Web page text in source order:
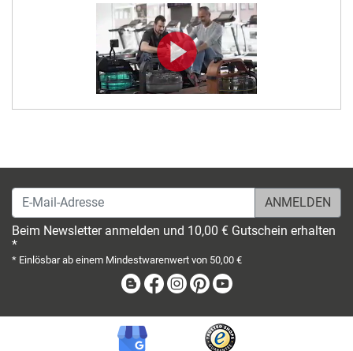
E-Mail-Adresse
Beim Newsletter anmelden und 10,00 € Gutschein erhalten
*
* Einlösbar ab einem Mindestwarenwert von 50,00 €
BlogFacebook
Instagram
Pinterest